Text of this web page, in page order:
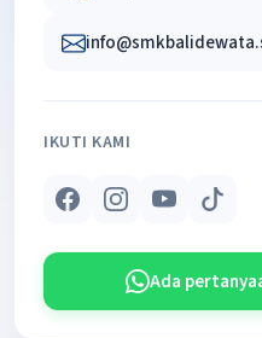
IKUTI KAMI
Ada